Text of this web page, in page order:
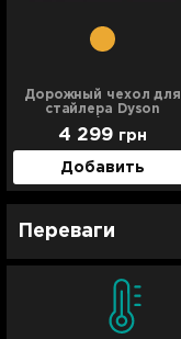
Дорожный чехол для
стайлера Dyson
4 299 грн
Добавить
Переваги